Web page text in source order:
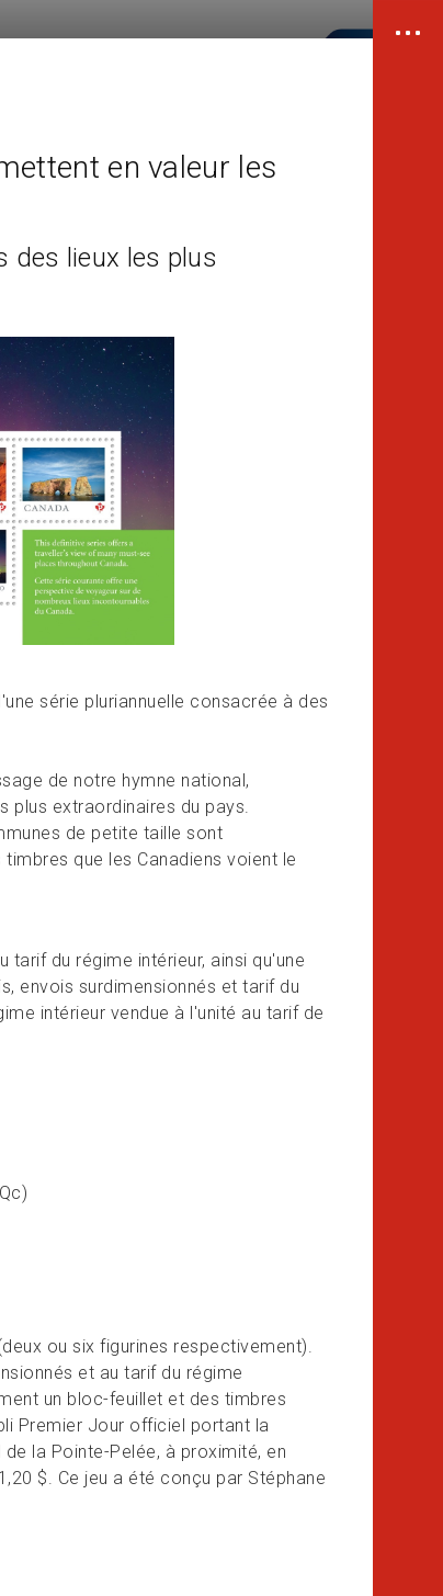
en valeur les
des lieux les plus
série pluriannuelle consacrée à des
de notre hymne national,
plus extraordinaires du pays.
de petite taille sont
que les Canadiens voient le
du régime intérieur, ainsi qu'une
envois surdimensionnés et tarif du
intérieur vendue à l'unité au tarif de
ou six figurines respectivement).
et au tarif du régime
un bloc-feuillet et des timbres
Premier Jour officiel portant la
la Pointe-Pelée, à proximité, en
$. Ce jeu a été conçu par Stéphane